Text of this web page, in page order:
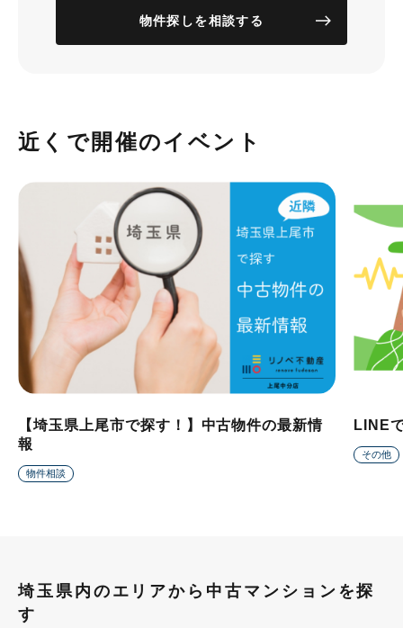
物件探しを相談する
近くで開催のイベント
【埼玉県上尾市で探す！】中古物件の最新情
報
物件相談
LINE
その他
埼玉県内のエリアから中古マンションを探
す